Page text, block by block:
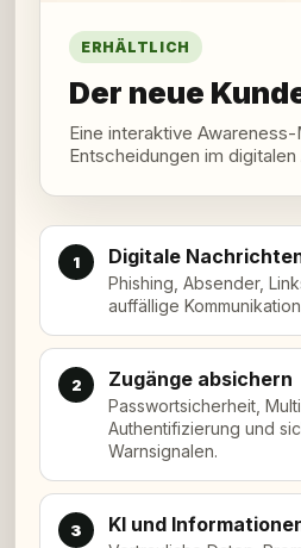
ERHÄLTLICH
Der neue
Eine interaktive
Entscheidungen im
1 Digitale
Phishing, Absender,
auffällige
2 Zugänge absichern
Passwortsicherheit,
Authentifizierung und
Warnsignalen.
3 KI und